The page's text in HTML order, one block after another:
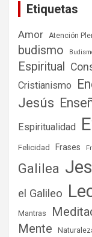
Etiquetas
Amor Atención
budismo
Espiritual
Cristianismo
Jesús
Espiritualidad
Felicidad Frases
Galilea
el Galileo
Mantras
Mente